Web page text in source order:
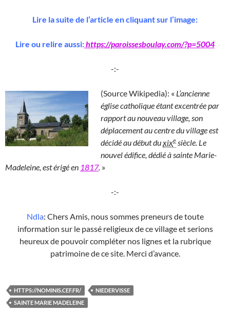
Lire la suite de l’article en cliquant sur l’image:
Lire ou relire aussi:https://paroissesboulay.com/?p=5004
-:-
(Source Wikipedia): « L’ancienne
église catholique étant excentrée par
rapport au nouveau village, son
déplacement au centre du village est
décidé au début duxixe siècle. Le
nouvel édifice, dédié à sainte Marie-
Madeleine, est érigé en 1817. »
-:-
Ndla: Chers Amis, nous sommes preneurs de toute
information sur le passé religieux de ce village et serions
heureux de pouvoir compléter nos lignes et la rubrique
patrimoine de ce site. Merci d’avance.
HTTPS://NOMINIS.CEF.FR/
NIEDERVISSE
SAINTE MARIE MADELEINE